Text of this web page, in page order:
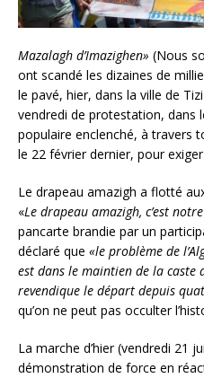
Mazalagh d’Imazighen» (Nous
ont scandé les dizaines de
le pavé, hier, dans la ville de
vendredi de protestation, dans
populaire enclenché, à travers
le 22 février dernier, pour
Le drapeau amazigh a flotté
«Le drapeau amazigh, c’est
pancarte brandie par un
déclaré que «le problème de
est dans le maintien de la caste
revendique le départ depuis
qu’on ne peut pas occulter
La marche d’hier (vendredi 21
démonstration de force en